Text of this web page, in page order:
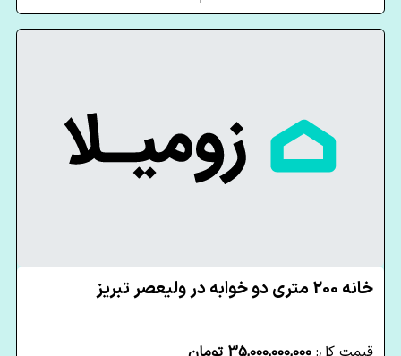
خانه 200 متری دو خوابه در ولیعصر تبریز